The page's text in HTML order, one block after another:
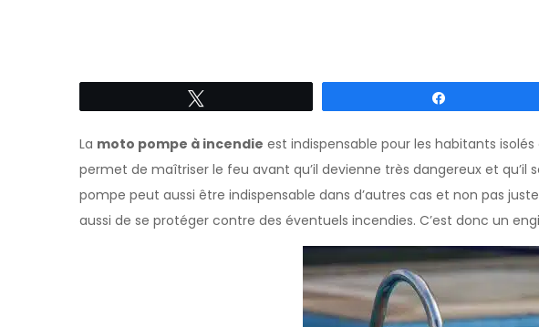
La moto pompe à incendie est indispensable pour les habitants
permet de maîtriser le feu avant qu’il devienne très dangereux et
pompe peut aussi être indispensable dans d’autres cas et non pas
aussi de se protéger contre des éventuels incendies. C’est donc un